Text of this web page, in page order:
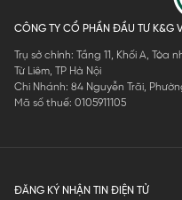
CÔNG TY CỔ PHẦN ĐẦU TƯ K&G
Trụ sở chính: Tầng 11, Khối A,
Từ Liêm, TP Hà Nội
Chi Nhánh: 84 Nguyễn Trãi,
Mã số thuế: 0105911105
ĐĂNG KÝ NHẬN TIN ĐIỆN TỬ